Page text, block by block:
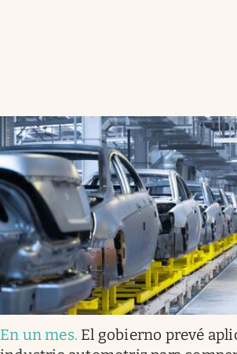
En un mes. El gobierno prevé